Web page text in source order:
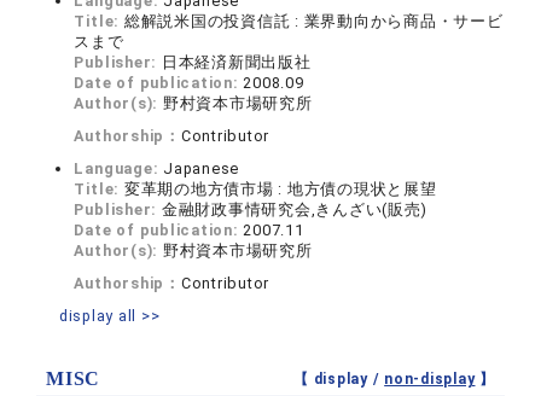
Title: 総解説米国の投資信託 : 業界動向から商品・サービ
スまで
Publisher: 日本経済新聞出版社
Date of publication:2008.09
Author(s): 野村資本市場研究所
Authorship： Contributor
Language: Japanese
Title: 変革期の地方債市場 : 地方債の現状と展望
Publisher: 金融財政事情研究会,きんざい(販売)
Date of publication:2007.11
Author(s): 野村資本市場研究所
Authorship： Contributor
display all >>
MISC 【 display / non-display】